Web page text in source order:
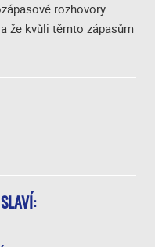
rozhovory.
že kvůli těmto zápasům